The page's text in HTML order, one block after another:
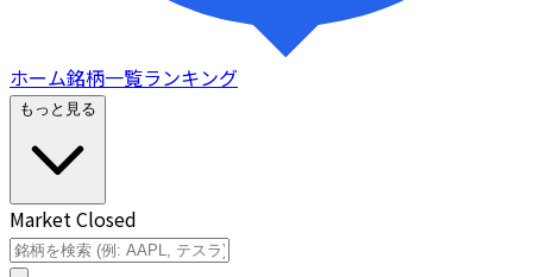
ホーム銘柄一覧ランキング
もっと見る
Market Closed